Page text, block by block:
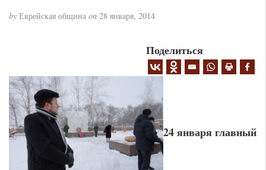
a
t
by Еврейская община on 28 января, 2014
Поделиться
24 января главный